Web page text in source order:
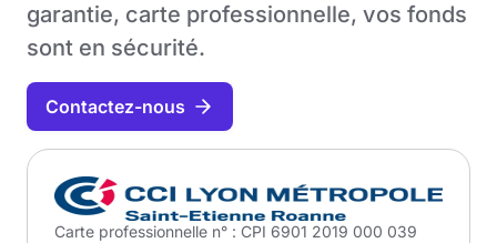
garantie, carte professionnelle, vos fonds
sont en sécurité.
Contactez-nous
Carte professionnelle n° : CPI 6901 2019 000 039